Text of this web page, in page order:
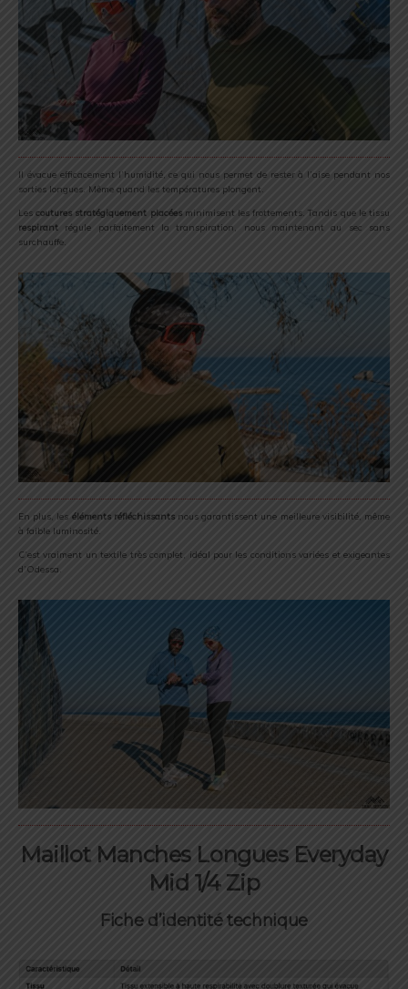
Il évacue efficacement l’humidité, ce qui nous permet de rester à l’aise pendant nos
sorties longues. Même quand les températures plongent.
Lescoutures stratégiquement placéesminimisent les frottements. Tandis que le tissu
respirant régule parfaitement la transpiration, nous maintenant au sec sans
surchauffe.
En plus, les éléments réfléchissantsnous garantissent une meilleure visibilité, même
à faible luminosité.
C’est vraiment un textile très complet, idéal pour les conditions variées et exigeantes
d’Odessa.
Maillot Manches Longues Everyday
Mid 1/4 Zip
Fiche d’identité technique